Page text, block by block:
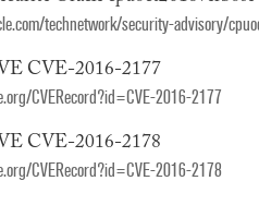
technetwork/security-advisory/
CVE-2016-2177
CVERecord?id=CVE-2016-2177
CVE-2016-2178
CVERecord?id=CVE-2016-2178